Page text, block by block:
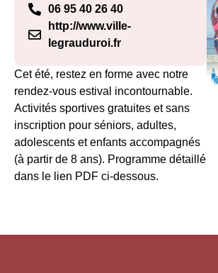
06 95 40 26 40
http://www.ville-
legrauduroi.fr
Cet été, restez en forme avec notre
rendez-vous estival incontournable.
Activités sportives gratuites et sans
inscription pour séniors, adultes,
adolescents et enfants accompagnés
(à partir de 8 ans). Programme détaillé
dans le lien PDF ci-dessous.